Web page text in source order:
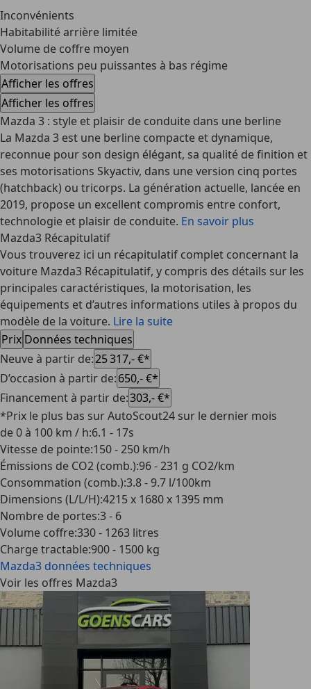
Inconvénients
Habitabilité arrière limitée
Volume de coffre moyen
Motorisations peu puissantes à bas régime
Afficher les offres
Afficher les offres
Mazda 3 : style et plaisir de conduite dans une berline
La Mazda 3 est une berline compacte et dynamique,
reconnue pour son design élégant, sa qualité de finition et
ses motorisations Skyactiv, dans une version cinq portes
(hatchback) ou tricorps. La génération actuelle, lancée en
2019, propose un excellent compromis entre confort,
technologie et plaisir de conduite. En savoir plus
Mazda3 Récapitulatif
Vous trouverez ici un récapitulatif complet concernant la
voiture Mazda3 Récapitulatif, y compris des détails sur les
principales caractéristiques, la motorisation, les
équipements et d’autres informations utiles à propos du
modèle de la voiture. Lire la suite
Prix Données techniques
Neuve à partir de:25 317,- €*
D’occasion à partir de:650,- €*
Financement à partir de:303,- €*
*Prix le plus bas sur AutoScout24 sur le dernier mois
de 0 à 100 km / h:6.1 - 17s
Vitesse de pointe:150 - 250 km/h
Émissions de CO2 (comb.):96 - 231 g CO2/km
Consommation (comb.):3.8 - 9.7 l/100km
Dimensions (L/L/H):4215 x 1680 x 1395 mm
Nombre de portes:3 - 6
Volume coffre:330 - 1263 litres
Charge tractable:900 - 1500 kg
Mazda3 données techniques
Voir les offres Mazda3